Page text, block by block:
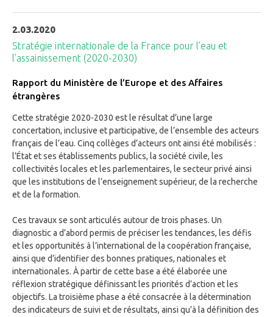
2.03.2020
Stratégie internationale de la France pour l’eau et
l’assainissement (2020-2030)
Rapport du Ministère de l’Europe et des Affaires
étrangères
Cette stratégie 2020-2030 est le résultat d’une large
concertation, inclusive et participative, de l’ensemble des acteurs
français de l’eau. Cinq collèges d’acteurs ont ainsi été mobilisés :
l’État et ses établissements publics, la société civile, les
collectivités locales et les parlementaires, le secteur privé ainsi
que les institutions de l’enseignement supérieur, de la recherche
et de la formation.
Ces travaux se sont articulés autour de trois phases. Un
diagnostic a d’abord permis de préciser les tendances, les défis
et les opportunités à l’international de la coopération française,
ainsi que d’identifier des bonnes pratiques, nationales et
internationales. À partir de cette base a été élaborée une
réflexion stratégique définissant les priorités d’action et les
objectifs. La troisième phase a été consacrée à la détermination
des indicateurs de suivi et de résultats, ainsi qu’à la définition des